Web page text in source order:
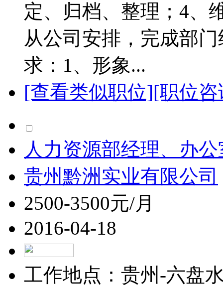
定、归档、整理；4、
从公司安排，完成部
求：1、形象...
[查看类似职位][职位
人力资源部经理、办
贵州黔洲实业有限公司
2500-3500元/月
2016-04-18
工作地点：贵州-六盘